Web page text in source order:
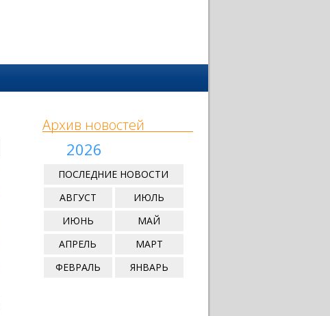
Архив новостей
2026
ПОСЛЕДНИЕ НОВОСТИ
АВГУСТ
ИЮЛЬ
ИЮНЬ
МАЙ
АПРЕЛЬ
МАРТ
ФЕВРАЛЬ
ЯНВАРЬ